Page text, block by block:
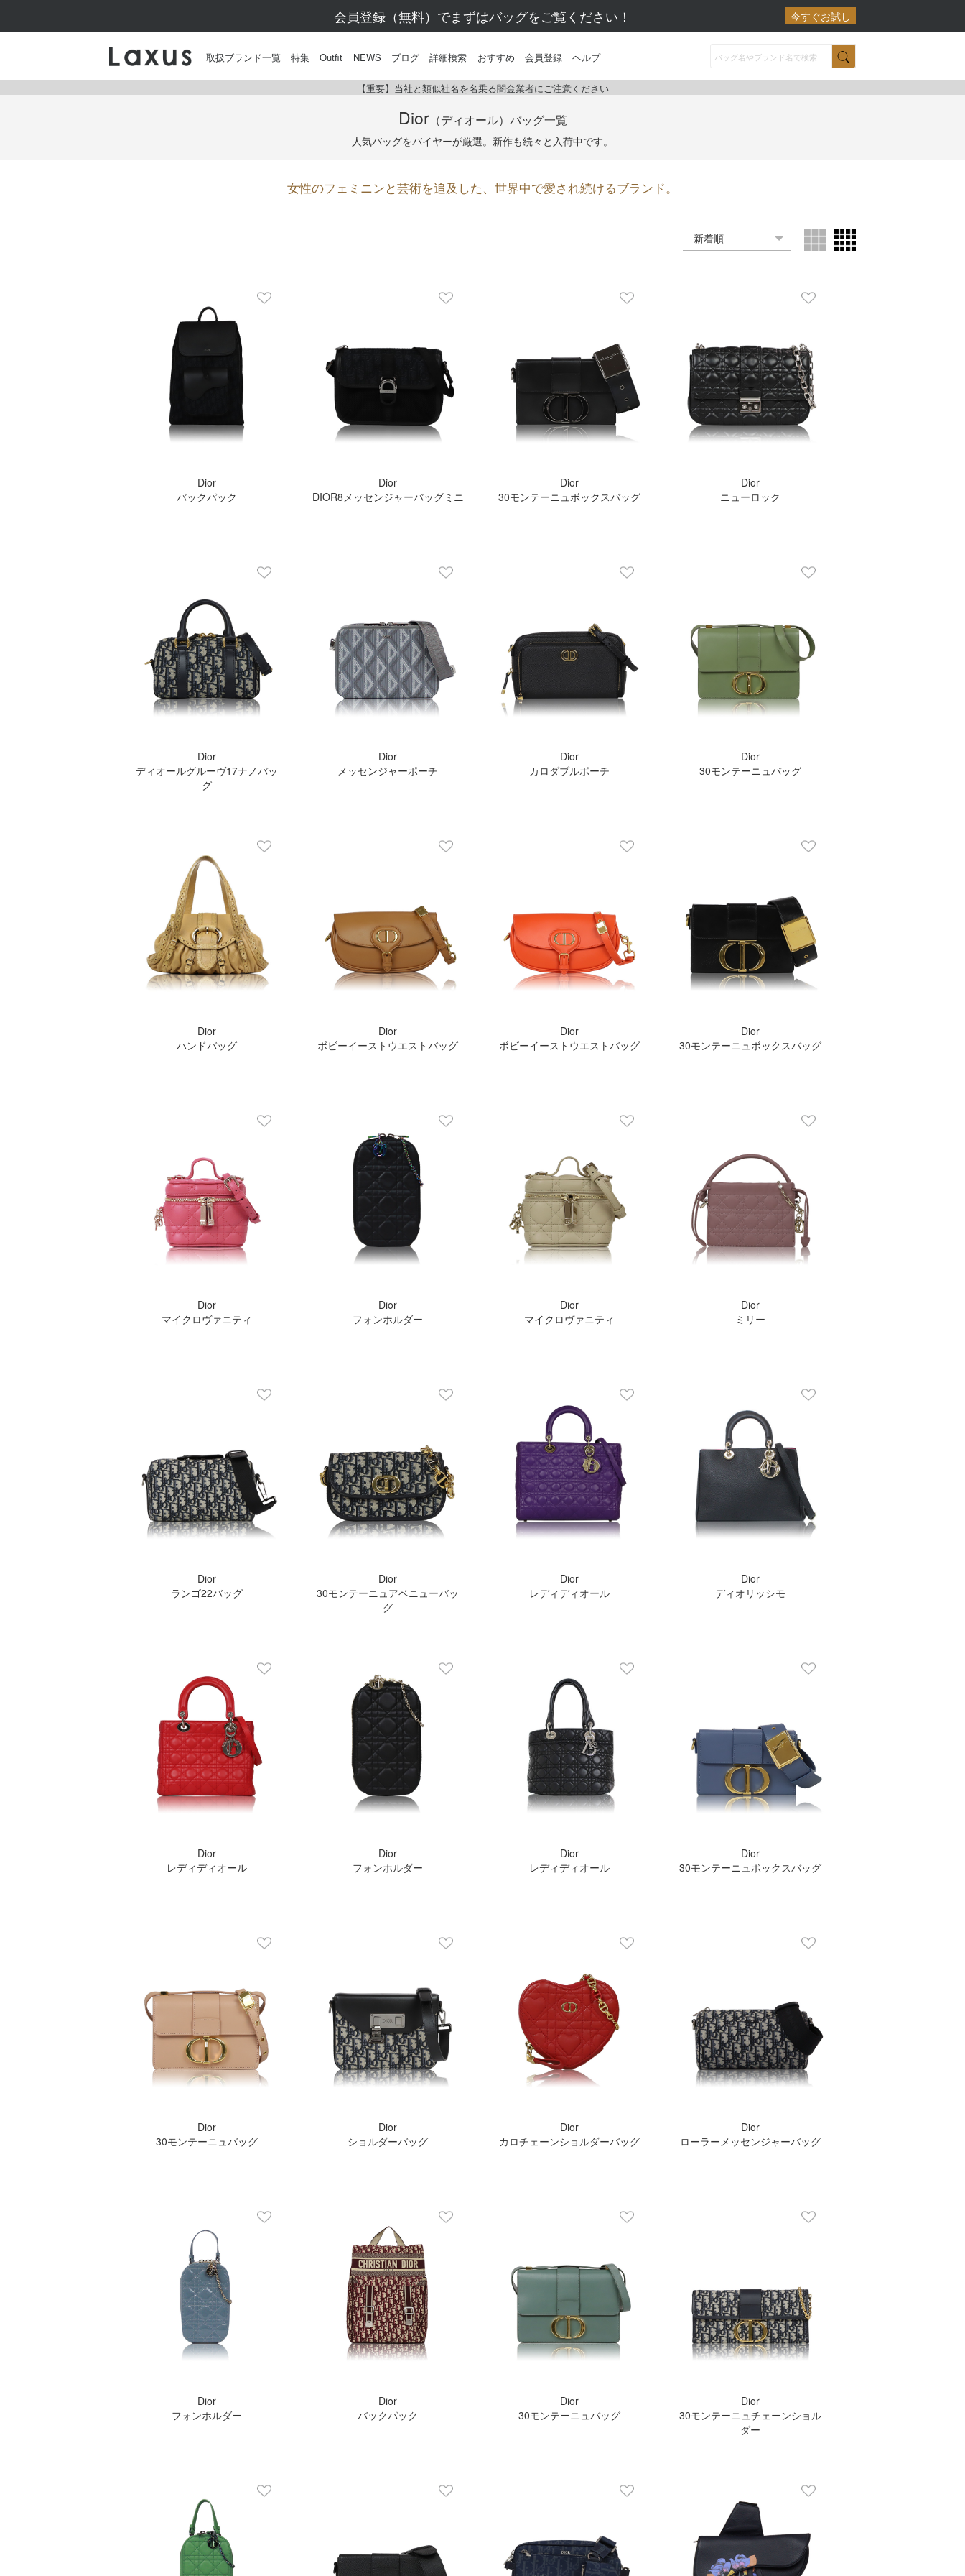
会員登録（無料）でまずはバッグをご覧ください！ 今すぐお試し
取扱ブランド一覧 特集 Outfit NEWS ブログ 詳細検索 おすすめ 会員登録 ヘルプ
【重要】当社と類似社名を名乗る闇金業者にご注意ください
Dior（ディオール） バッグ一覧
人気バッグをバイヤーが厳選。 新作も続々と入荷中です。
女性のフェミニンと芸術を追及した、世界中で愛され続けるブランド。
Dior
バックパック
Dior
DIOR8メッセンジャーバッグミニ
Dior
30モンテーニュボックスバッグ
Dior
ニューロック
Dior
ディオールグルーヴ17ナノバッ
グ
Dior
メッセンジャーポーチ
Dior
カロダブルポーチ
Dior
30モンテーニュバッグ
Dior
ハンドバッグ
Dior
ボビーイーストウエストバッグ
Dior
ボビーイーストウエストバッグ
Dior
30モンテーニュボックスバッグ
Dior
マイクロヴァニティ
Dior
フォンホルダー
Dior
マイクロヴァニティ
Dior
ミリー
Dior
ランゴ22バッグ
Dior
30モンテーニュアベニューバッ
グ
Dior
レディディオール
Dior
ディオリッシモ
Dior
レディディオール
Dior
フォンホルダー
Dior
レディディオール
Dior
30モンテーニュボックスバッグ
Dior
30モンテーニュバッグ
Dior
ショルダーバッグ
Dior
カロチェーンショルダーバッグ
Dior
ローラーメッセンジャーバッグ
Dior
フォンホルダー
Dior
バックパック
Dior
30モンテーニュバッグ
Dior
30モンテーニュチェーンショル
ダー